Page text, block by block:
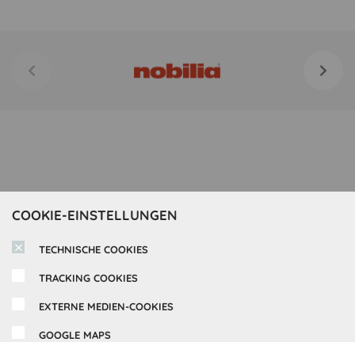
COOKIE-EINSTELLUNGEN
TECHNISCHE COOKIES
TRACKING COOKIES
EXTERNE MEDIEN-COOKIES
GOOGLE MAPS
Inspirationen